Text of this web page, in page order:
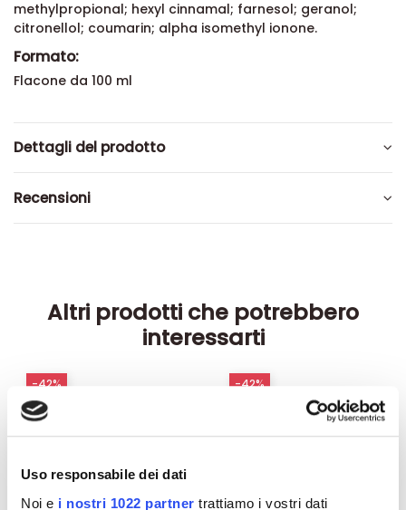
Uso responsabile dei dati
Noi e i nostri 1022 partner trattiamo i vostri dati
methylpropional; hexyl cinnamal; farnesol; geranol;
citronellol; coumarin; alpha isomethyl ionone.
Formato:
Flacone da 100 ml
Dettagli del prodotto
Recensioni
Altri prodotti che potrebbero
interessarti
-42% -42%